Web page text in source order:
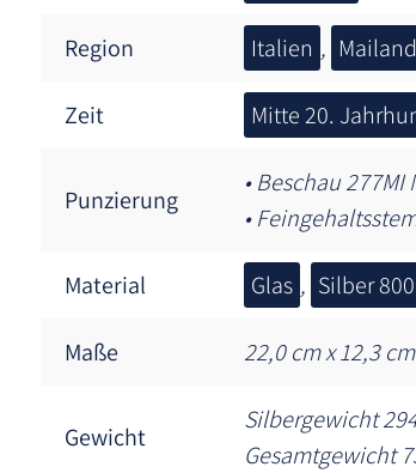
Region Italien , Mailand
Zeit Mitte 20.
Punzierung
• Beschau
•
Material Glas , Silber 800
Maße 22,0 cm x 12,3
Gewicht
Silbergewicht
Gesamtgewicht